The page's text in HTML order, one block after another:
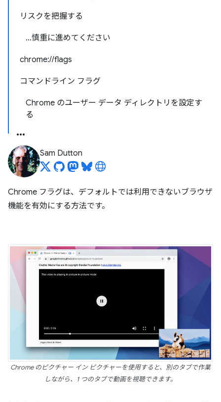
リスクを把握する
...慎重に進めてください
chrome://flags
コマンドライン フラグ
Chrome のユーザー データ ディレクトリを設定す
る
Sam Dutton
Chrome フラグは、デフォルトでは利用できないブラウザ
機能を有効にする方法です。
Chrome のピクチャー イン ピクチャーを使用すると、別のタブで作業
しながら、1 つのタブで動画を視聴できます。